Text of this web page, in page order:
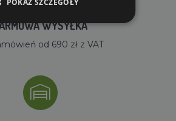
WYSYŁKA
od 690 zł z VAT
POKAŻ SZCZEGÓŁY